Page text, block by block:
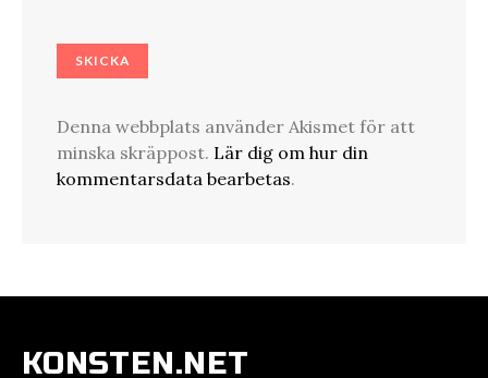
Denna webbplats använder Akismet för att
minska skräppost. Lär dig om hur din
kommentarsdata bearbetas.
KONSTEN.NET